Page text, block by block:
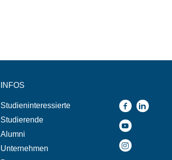
INFOS
Studieninteressierte
Studierende
Alumni
Unternehmen